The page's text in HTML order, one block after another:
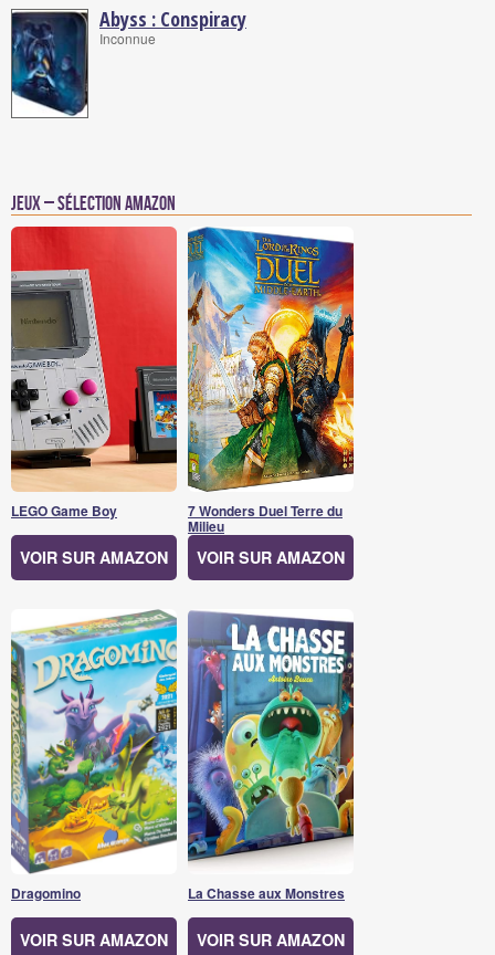
Abyss : Conspiracy
Inconnue
Jeux – Sélection Amazon
LEGO Game Boy
VOIR SUR AMAZON
7 Wonders Duel Terre du
Milieu
VOIR SUR AMAZON
Dragomino
VOIR SUR AMAZON
La Chasse aux Monstres
VOIR SUR AMAZON